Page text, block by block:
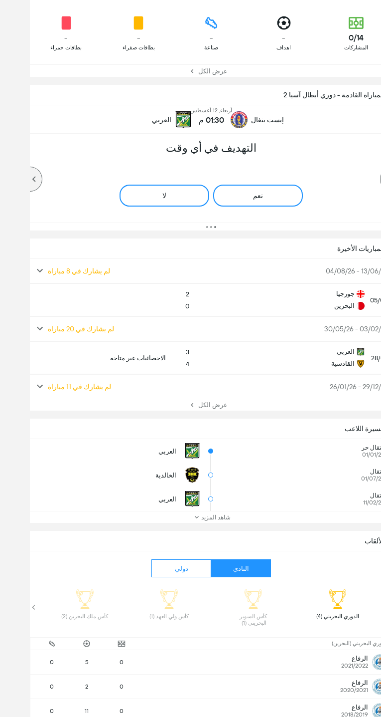
0/14
المشاركات
-
اهداف
-
صناعة
-
بطاقات صفراء
-
بطاقات حمراء
عرض الكل
القادمة - دوري أبطال آسيا 2
إيست بنغال
أربعاء, 12 أغسطس
01:30 م العربي
التهديف في أي وقت
نعم لا
الأخيرة
13/06/26 - لم يشارك في 8 مباراة
05/
جورجيا
البحرين
2
0
03/02/26 - لم يشارك في 20 مباراة
28/
العربي
القادسية
3
4
الاحصائيات غير متاحة
29/12/25 - لم يشارك في 11 مباراة
عرض الكل
اللاعب
حر
01/01/
العربي
01/07/
الخالدية
11/02/
العربي
شاهد المزيد
النادي دولي
الدوري البحريني (4)
البحريني (1)
كأس ولي العهد (1) كأس ملك البحرين (2)
البحريني (البحرين)
الرفاع
2021/2022
0
5
0
الرفاع
2020/2021
0
2
0
الرفاع
2018/2019
0
11
0